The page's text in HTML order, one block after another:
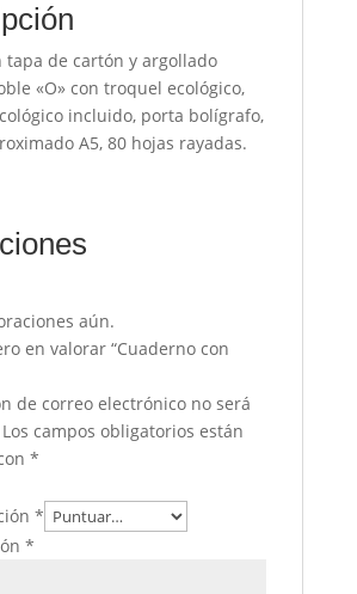
tapa de cartón y argollado
«O» con troquel ecológico,
incluido, porta bolígrafo,
A5, 80 hojas rayadas.
aún.
en valorar “Cuaderno con
de correo electrónico no será
Los campos obligatorios están
*
*
*